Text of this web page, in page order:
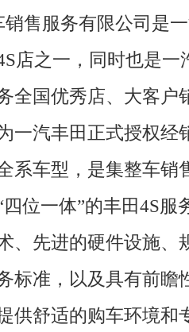
售服务有限公司是
店之一，同时也是一
全国优秀店、大客户
一汽丰田正式授权经
系车型，是集整车销
位一体”的丰田4S服
、先进的硬件设施、
标准，以及具有前瞻
供舒适的购车环境和